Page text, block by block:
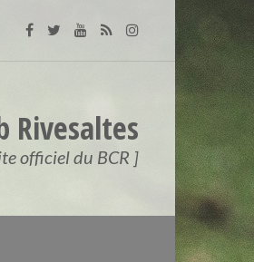
Rivesaltes
officiel du BCR ]